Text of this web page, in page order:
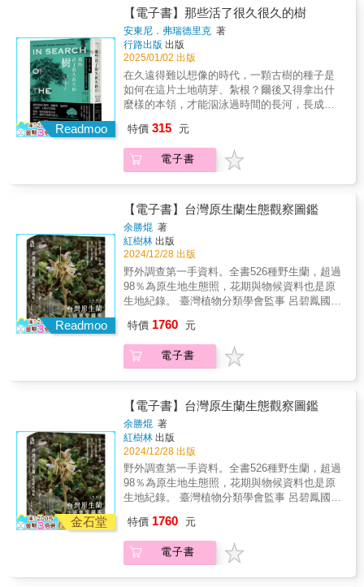
Magazine）「本書是一場引人注目的冒險，帶
我們從紅杉林冠的頂端，到復活島的大坑，以
及剛果盆地的深處，利用先進的科學及個人故
事，闡釋這些不可思議的樹木如何塑造我們的
世界。」──艾瑞克．盧特科（Eric Rutkow），
著有《美國的樹冠》（American Canopy）
「丹尼爾．路易斯為地球上十二位最會說故事
然滅絕的──分享來自深度時間的教導。他以科
為這些樹木發聲。仔細聆聽，我們會深深愛上
這十二棵樹，並察覺自身生活和命運與樹木的
連結有多麼緊密。」──梅蘭妮．喬卡斯-布拉德
利（Melanie Choukas-Bradley），著有《樹木
之城》（City of Trees）及《岩溪公園的一年》
（A Year in Rock Creek Park）
樹，在生物學和文化上皆具引人入勝之處……
他對這些樹種及其歷史和重要性進行了細緻的
考察……他以公正的態度處理保護工作（及其
抵制）的複雜性，這本書既嚴謹又易讀……這
是對樹木在增強生物多樣性和支持地球生命能
力方面的有力辯護。」──《科克斯書評》
（Kirkus Reviews）「這本藉由十二種卓越樹
木來探索自然與生存的引人入勝之作，引領讀
者展開一場全球之旅，深入探討每棵樹的科
盆地的刺果松，引人入勝的文筆和詳盡的研
究，展示了樹木在我們世界中所扮演的重要角
色以及保護它們的迫切性。這是一本吸引人且
讀者。」──《阿靈頓雜誌》（Arlington
Magazine）「本書是一場引人注目的冒險，帶
我們從紅杉林冠的頂端，到復活島的大坑，以
及剛果盆地的深處，利用先進的科學及個人故
事，闡釋這些不可思議的樹木如何塑造我們的
世界。」──艾瑞克．盧特科（Eric Rutkow），
著有《美國的樹冠》（American Canopy）
的老師傳遞智慧──最古老的、最高的，乃至已
然滅絕的──分享來自深度時間的教導。他以科
學家的精準、歷史學家的專業及詩人的聲音，
為這些樹木發聲。仔細聆聽，我們會深深愛上
連結有多麼緊密。」──梅蘭妮．喬卡斯-布拉德
利（Melanie Choukas-Bradley），著有《樹木
之城》（City of Trees）及《岩溪公園的一年》
（A Year in Rock Creek Park）
的旅行也再次提醒我們：若能找到一個物種，
藉以連結世界不同角落，是人類多麼珍貴也幸
運的際遇。──鄒欣寧
授、人社中心研發組長、詩人） 各家好評唐
宋八大家蘇軾留下了許多膾炙人口的詩詞與文
章，相信很多人都十分熟悉。他的作品中除了
描述他的心情，也記錄了許多植物，值得大家
細細品味。潘富俊老師是我們植物圈景仰的前
輩作者，作品影響了非常多人。潘老師睽違十
年的新作《蘇東坡顛沛流離植物記》有許多關
大家。不論是喜歡植物，或喜歡蘇軾，相信都
能夠從書上找到閱讀的樂趣。──王瑞閔（胖胖
樹）（金鼎獎科普作家）&有詩一般的彩繪，書
生功業，黃州、惠州、儋州」。林語堂說蘇東
坡生於北宋的好皇帝仁宗時代，在一個心地善
良的神宗時代做官，在一個十八歲的呆子哲宗
榮登王位時遭到貶謫。晚年在流謫中棄世，似
乎也決定了徽宗的命運。──黃生（臺灣師範大
學名譽教授）&蘇東坡，即便身處流離失所的困
境，依然放懷天地之外，將無限情思寄託於植
物之間。翻開此書，領略他在自然中尋得的心
靈慰藉，感受穿越時空的生命之美。──楊智凱
「生態唐詩」時，潘富俊教授一系列文學植物
學專著是我必備參考書目，潘富俊教授對文學
與植物學的追蹤，由《詩經》而《楚辭》，甚
而至《紅樓夢》，著實令人佩服。如今他深入
中國古典文學家中不世出的巨擘蘇東坡，追尋
綿延相伴他人生旅途的植物，我特別喜歡《蘇
東坡顛沛流離植物記》中走筆談蘇東坡至海南
島與椰子的趣事，載之於詩，是一般談蘇東坡
時，難見那喝椰子汁、戴椰子帽的形象，原來
蘇東坡也有著如此靠近東南亞熱帶風情的人
生。學詩確乎如孔子所言：「多識於鳥獸草木
之名。」但在如今對生態如此漠然不識的後現
代，還當要搭配潘富俊之書，方能進入那些名
字背後萬千生態樣貌，以及與鳥獸草木相伴詩
人的活潑世界。──解昆樺（中興大學中文系副
些藥用植物？最重要的，蘇東坡是中國史上著
名的老饕，以他命名的菜餚如東坡肉、東坡
魚、東坡羹等共有上百道，他在詩詞中曾紀錄
過名菜像是蘆葦筍、罌粟湯、枸杞芽等，這些
植物要怎麼烹調、怎麼吃？本書除了介紹植物
知識，介紹它們在生態、文化、經濟的重要
性，也將讓讀者細細品味蘇東坡作品中，由植
物與自然共同構成的文化底蘊，帶出蘇東坡顛
沛流離而精采的一生。 真心推薦（依姓氏筆
衣若芬（新加坡南洋理工大學文圖學會會長）
李文鈺（臺灣大學中文系副教授）黃生（臺灣
師範大學名譽教授）楊智凱（屏東科技大學森
授、人社中心研發組長、詩人） 各家好評唐
宋八大家蘇軾留下了許多膾炙人口的詩詞與文
章，相信很多人都十分熟悉。他的作品中除了
描述他的心情，也記錄了許多植物，值得大家
細細品味。潘富俊老師是我們植物圈景仰的前
輩作者，作品影響了非常多人。潘老師睽違十
年的新作《蘇東坡顛沛流離植物記》有許多關
大家。不論是喜歡植物，或喜歡蘇軾，相信都
能夠從書上找到閱讀的樂趣。──王瑞閔（胖胖
樹）（金鼎獎科普作家）&有詩一般的彩繪，書
生功業，黃州、惠州、儋州」。林語堂說蘇東
坡生於北宋的好皇帝仁宗時代，在一個心地善
良的神宗時代做官，在一個十八歲的呆子哲宗
榮登王位時遭到貶謫。晚年在流謫中棄世，似
乎也決定了徽宗的命運。──黃生（臺灣師範大
學名譽教授）&蘇東坡，即便身處流離失所的困
境，依然放懷天地之外，將無限情思寄託於植
物之間。翻開此書，領略他在自然中尋得的心
靈慰藉，感受穿越時空的生命之美。──楊智凱
「生態唐詩」時，潘富俊教授一系列文學植物
學專著是我必備參考書目，潘富俊教授對文學
與植物學的追蹤，由《詩經》而《楚辭》，甚
隱藏著生命的智慧與驚喜，再藉由作者幽默的
比喻與深入淺出的講解，逐步揭示植物世界的
奧秘，您將從中找到樂趣與感動。內容按照
春、夏、秋、冬四季分類，但閱讀方式靈活，
您可以從任何感興趣的章節開始，隨心所欲探
索自然的巧思。書中高質量的寫真、微距觀察
攝影，以及精緻插圖的呈現，既是視覺享受，
一木的美麗與非凡智慧。請用全新的眼光看待
身邊的植物，並且互相加油打氣吧！讓它們的
韌性與智慧，成為我們生活的啟發與力量。
器」：溫暖時綻放迎客，寒冷時閉合休眠，像
極了懂得營運的店主！✦ 花卉的「誘惑與欺
騙」：利用顏色、氣味、構造甚至偽裝術，吸
引昆蟲成為「最佳合夥人」？✦ 千奇百怪的求
生術：從製毒防身到鉤刺自衛，甚至「吃真
菌」為生，植物的手段遠超想像。✦ 飛翔的種
子，遷徙的夢想：精心設計的種子機制，讓它
們搭上風的列車，遠播他鄉。✦ 紅色果實的心
理戰術：鮮紅果實吸引鳥類傳播種子，但「欠
僅是一場探索植物世界的邀請，也是一堂輕鬆
有趣的植物學。無需遠行，生活周遭就是植物
的仙境。透過科學視角與微觀，從街頭巷尾到
喜，再藉由作者幽默的比喻與深入淺出的講
解，逐步揭示植物世界的奧秘，您將從中找到
樂趣與感動。內容按照春、夏、秋、冬四季分
類，但閱讀方式靈活，您可以從任何感興趣的
章節開始，隨心所欲探索自然的巧思。書中高
質量的寫真、微距觀察攝影，以及精緻插圖的
呈現，既是視覺享受，也輔助了科學觀察，幫
慧。請用全新的眼光看待身邊的植物，並且互
相加油打氣吧！讓它們的韌性與智慧，成為我
們生活的啟發與力量。
Readmoo
【電子書】那些活了很久很久的樹
安東尼．弗瑞德里克 著
行路出版 出版
2025/01/02 出版
在久遠得難以想像的時代，一顆古樹的種子是
如何在這片土地萌芽、紮根？爾後又得拿出什
麼樣的本領，才能泅泳過時間的長河，長成近
理學、人類學、人類史等領域，一場時間跨度
長達數千、數萬年，追尋古樹的時空旅行。古
樹絕對是世界上一流的生存高手，同時也是地
訊息，這些科學家已經解開或是仍參不透的訊
息，隱藏著諸多我們所不知道的過去──可能是
改寫歷史的關鍵，也可能是我們可以借鑑的長
壽之祕。為了探究長壽樹種的生命方程式，美
國知名科普作家安東尼．弗瑞德里克展開一場
尋訪古樹的「奧德賽」，他走訪美國各地，在
飽含單寧酸的黝暗河水裡划行獨木舟，或是歷
經常人難以忍受的「顛簸動盪」，只為一訪這
些一流生存高手與其生存環境。在這場旅程
凡的爾默橡樹，這棵古樹已有一萬三千年歲
數，而其長壽的關鍵就是克隆。◆加州紅杉是
地球上最高的樹種之一，樹皮擁有絕佳的抗
燃、抗菌與隔熱機制，也曾被美國人稱為「神
奇的木材」。而且，樹冠層棲息著成千上百種
動植物，甚至還有已經長大的樹。◆北卡羅來
納州、河水幽暗的沼澤裡，生長著動輒數千歲
的落羽杉，「膝根」這種特殊構造與樹木的抗
腐爛能力，正是落羽杉得以在沼澤地區站穩腳
跟的祕密之一。◆猶他州有一座面積約莫六十
座足球場大小的顫楊森林，科學家深入研究以
後才發現，這座森林其實是一棵樹
&hellip;&hellip;安東尼提到，計算年輪是認識古
樹的關鍵，而樹齡學採用的兩種主要方法：生
長錐法、放射性碳定年法，便為研究提供了重
特價 315 元
電子書
Readmoo
【電子書】台灣原生蘭生態觀察圖鑑
余勝焜 著
紅樹林 出版
2024/12/28 出版
野外調查第一手資料。全書526種野生蘭，超過
98％為原生地生態照，花期與物候資料也是原
生地紀錄。 臺灣植物分類學會監事 呂碧鳳國立
部林業試驗所研究員 徐嘉君農業部林業試驗所
研究助理 許天銓國立屏東科技大學森林系助理
教授 楊智凱推薦 植物界開花植物中，蘭科是相
出壺狀、拖鞋、蜜蜂、蜘蛛、捲曲緞帶、鴨子
輪廓等等奇幻外觀，受到許多人喜愛。 蘭花分
布廣泛，從赤道到北極圈，熱帶雨林到寒帶針
葉林，潮濕的海岸到乾燥的高山草原，甚至冰
川邊緣都可見。台灣的植被自然分化成熱帶、
亞熱帶、溫帶、寒帶，原生蘭（曾經）隨處可
見，如今卻面臨極大生存壓力。余勝焜將超過
25年的野外尋蘭經驗整理成書，不僅提供同好
及研究者完整的資料，也能讓更多讀者進入這
書特色 超過500種蘭花攝於生育地：大量圖片
輔以文字說明各種蘭花的重要特徵，特別針對
外觀相似者進行比較，幫助讀者辨識。 完整翔
特價 1760 元
電子書
金石堂
【電子書】台灣原生蘭生態觀察圖鑑
余勝焜 著
紅樹林 出版
2024/12/28 出版
野外調查第一手資料。全書526種野生蘭，超過
98％為原生地生態照，花期與物候資料也是原
生地紀錄。 臺灣植物分類學會監事 呂碧鳳國立
部林業試驗所研究員 徐嘉君農業部林業試驗所
研究助理 許天銓國立屏東科技大學森林系助理
教授 楊智凱推薦 植物界開花植物中，蘭科是相
特價 1760 元
電子書